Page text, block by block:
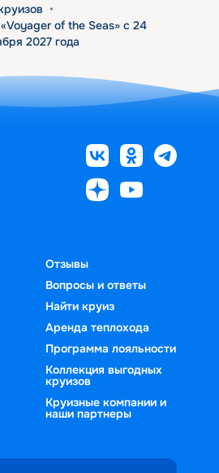
•
of the Seas» с 24
2027 года
Отзывы
Вопросы и ответы
Найти круиз
Аренда теплохода
Программа лояльности
Коллекция выгодных
круизов
Круизные компании и
наши партнеры